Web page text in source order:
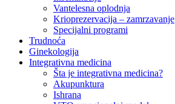
Vantelesna oplodnja
Krioprezervacija – zamrzavanje
Specijalni programi
Trudnoća
Ginekologija
Integrativna medicina
Šta je integrativna medicina?
Akupunktura
Ishrana